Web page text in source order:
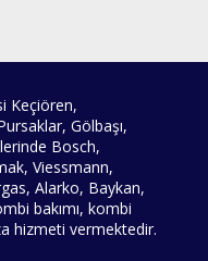
Keçiören,
Gölbaşı,
Bosch,
Viessmann,
Alarko, Baykan,
bakımı, kombi
hizmeti vermektedir.